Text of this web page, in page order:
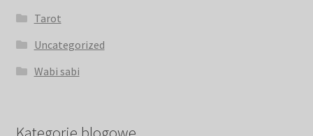
Tarot
Uncategorized
Wabi sabi